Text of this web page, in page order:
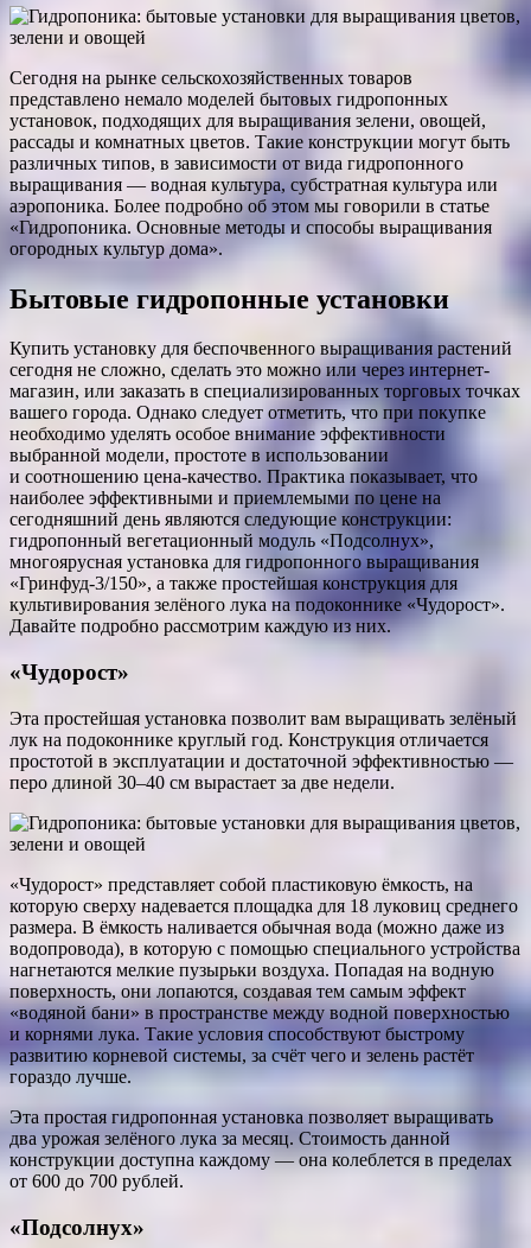
Сегодня на рынке сельскохозяйственных товаров
представлено немало моделей бытовых гидропонных
установок, подходящих для выращивания зелени, овощей,
рассады и комнатных цветов. Такие конструкции могут быть
различных типов, в зависимости от вида гидропонного
выращивания — водная культура, субстратная культура или
аэропоника. Более подробно об этом мы говорили в статье
«Гидропоника. Основные методы и способы выращивания
огородных культур дома».
Бытовые гидропонные установки
Купить установку для беспочвенного выращивания растений
сегодня не сложно, сделать это можно или через интернет-
магазин, или заказать в специализированных торговых точках
вашего города. Однако следует отметить, что при покупке
необходимо уделять особое внимание эффективности
выбранной модели, простоте в использовании
и соотношению цена-качество. Практика показывает, что
наиболее эффективными и приемлемыми по цене на
сегодняшний день являются следующие конструкции:
гидропонный вегетационный модуль «Подсолнух»,
многоярусная установка для гидропонного выращивания
«Гринфуд-3/150», а также простейшая конструкция для
культивирования зелёного лука на подоконнике «Чудорост».
Давайте подробно рассмотрим каждую из них.
«Чудорост»
Эта простейшая установка позволит вам выращивать зелёный
лук на подоконнике круглый год. Конструкция отличается
простотой в эксплуатации и достаточной эффективностью —
перо длиной 30–40 см вырастает за две недели.
«Чудорост» представляет собой пластиковую ёмкость, на
которую сверху надевается площадка для 18 луковиц среднего
размера. В ёмкость наливается обычная вода (можно даже из
водопровода), в которую с помощью специального устройства
нагнетаются мелкие пузырьки воздуха. Попадая на водную
поверхность, они лопаются, создавая тем самым эффект
«водяной бани» в пространстве между водной поверхностью
и корнями лука. Такие условия способствуют быстрому
развитию корневой системы, за счёт чего и зелень растёт
гораздо лучше.
Эта простая гидропонная установка позволяет выращивать
два урожая зелёного лука за месяц. Стоимость данной
конструкции доступна каждому — она колеблется в пределах
от 600 до 700 рублей.
«Подсолнух»